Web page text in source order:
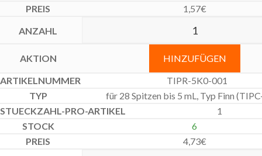
1,57€
HINZUFÜGEN
TIPR-5K0-001
für 28 Spitzen bis 5 mL, Typ Finn
1
6
4,73€